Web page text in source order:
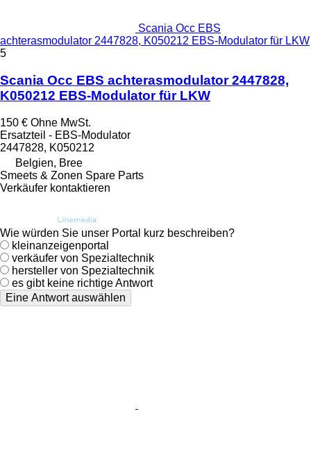
Scania Occ EBS
achterasmodulator 2447828, K050212 EBS-Modulator für LKW
5
Scania Occ EBS achterasmodulator 2447828,
K050212 EBS-Modulator für LKW
150 € Ohne MwSt.
Ersatzteil - EBS-Modulator
2447828, K050212
Belgien, Bree
Smeets & Zonen Spare Parts
Verkäufer kontaktieren
Wie würden Sie unser Portal kurz beschreiben?
kleinanzeigenportal
verkäufer von Spezialtechnik
hersteller von Spezialtechnik
es gibt keine richtige Antwort
Eine Antwort auswählen